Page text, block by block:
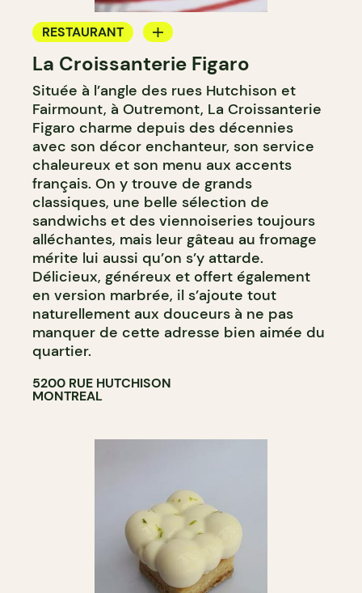
RESTAURANT
CAFÉ
COMPTOIR
La Croissanterie Figaro
Située à l’angle des rues Hutchison et
Fairmount, à Outremont, La Croissanterie
Figaro charme depuis des décennies
avec son décor enchanteur, son service
chaleureux et son menu aux accents
français. On y trouve de grands
classiques, une belle sélection de
sandwichs et des viennoiseries toujours
alléchantes, mais leur gâteau au fromage
mérite lui aussi qu’on s’y attarde.
Délicieux, généreux et offert également
en version marbrée, il s’ajoute tout
naturellement aux douceurs à ne pas
manquer de cette adresse bien aimée du
quartier.
5200 RUE HUTCHISON
MONTREAL